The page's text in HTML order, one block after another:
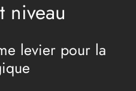
niveau
levier pour la